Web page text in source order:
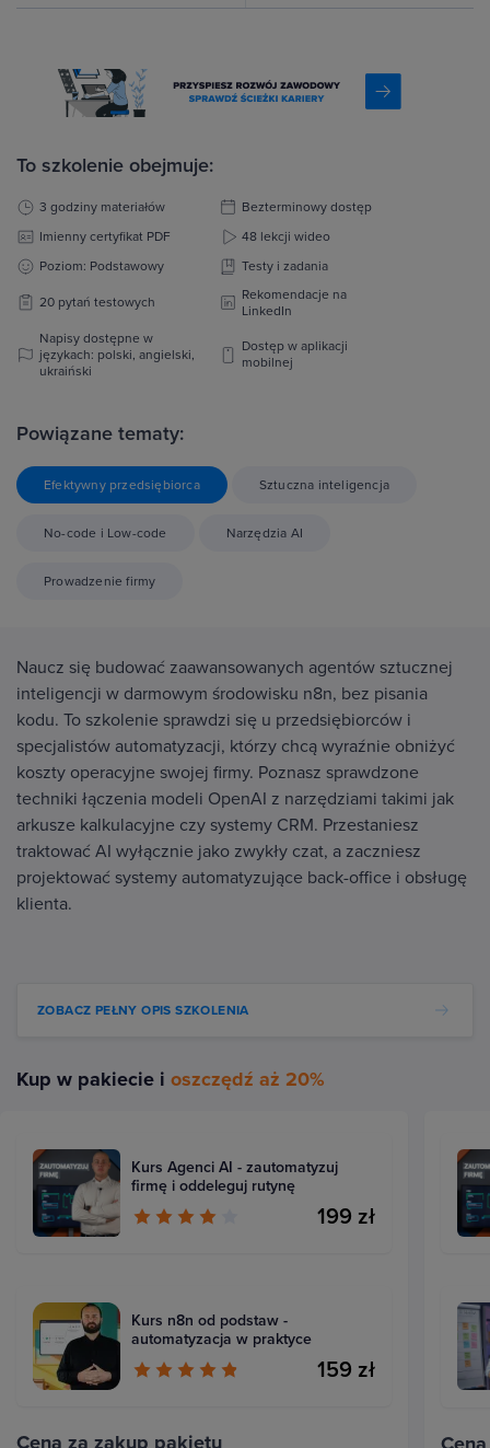
To szkolenie obejmuje:
3 godziny materiałów
Bezterminowy dostęp
Imienny certyfikat PDF
48 lekcji wideo
Poziom: Podstawowy
Testy i zadania
20 pytań testowych
Rekomendacje na
LinkedIn
Napisy dostępne w
językach: polski, angielski,
ukraiński
Dostęp w aplikacji
mobilnej
Powiązane tematy:
Efektywny przedsiębiorca Sztuczna inteligencja
No-code i Low-code Narzędzia AI
Prowadzenie firmy
Naucz się budować zaawansowanych agentów sztucznej
inteligencji w darmowym środowisku n8n, bez pisania
kodu. To szkolenie sprawdzi się u przedsiębiorców i
specjalistów automatyzacji, którzy chcą wyraźnie obniżyć
koszty operacyjne swojej firmy. Poznasz sprawdzone
techniki łączenia modeli OpenAI z narzędziami takimi jak
arkusze kalkulacyjne czy systemy CRM. Przestaniesz
traktować AI wyłącznie jako zwykły czat, a zaczniesz
projektować systemy automatyzujące back-office i obsługę
klienta.
ZOBACZ PEŁNY OPIS SZKOLENIA
Kup w pakiecie i oszczędź aż 20%
Kurs Agenci AI - zautomatyzuj
firmę i oddeleguj rutynę
199 zł
Kurs n8n od podstaw -
automatyzacja w praktyce
159 zł
Cena za zakup pakietu